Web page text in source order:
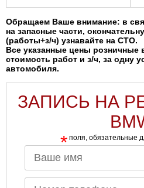
Обращаем Ваше внимание: в
на запасные части,
(работы+з/ч) узнавайте на СТО.
Все указанные цены
стоимость работ и з/ч, за одну
автомобиля.
ЗАПИСЬ НА
* поля, обязательные